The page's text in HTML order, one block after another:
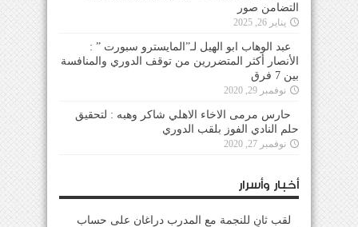
التضامن صور
يناير 26, 2025
عبد الوهاب ابو الهيل لـ”المايسترو سبورت ” :
الأنصار أكثر المتضررين من توقف الدوري والمنافسة
بين 7 فرق
نوفمبر 29, 2020
حارس مرمى الاخاء الاهلي شاكر وهبه : لتحقيق
حلم النادي الفوز بلقب الدوري
نوفمبر 27, 2020
أخبار وأسرار
لقب ثانٍ للنجمة مع المدرب دراغان على حساب